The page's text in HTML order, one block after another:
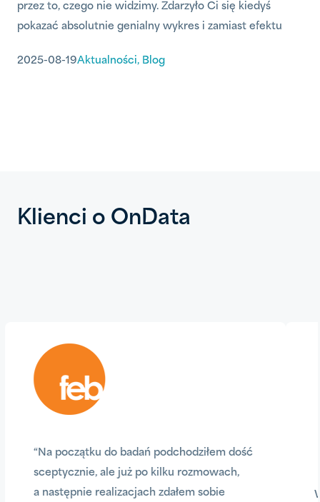
przez to, czego nie widzimy. Zdarzyło Ci się kiedyś
pokazać absolutnie genialny wykres i zamiast efektu
2025-08-19Aktualności, Blog
Klienci o OnData
“Na początku do badań podchodziłem dość
sceptycznie, ale już po kilku rozmowach,
a następnie realizacjach zdałem sobie